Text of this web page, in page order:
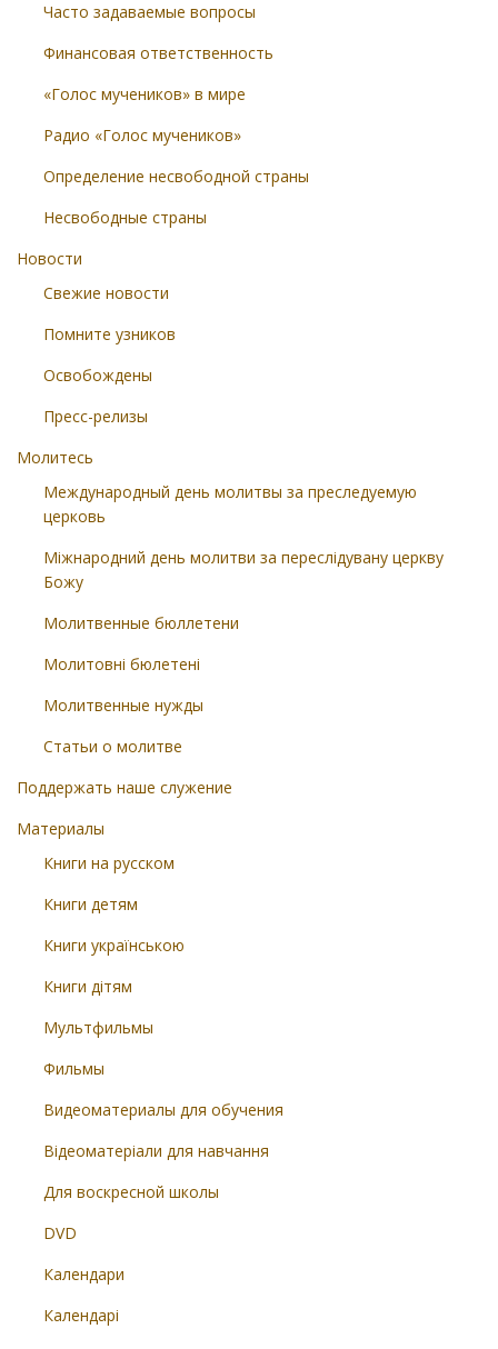
Часто задаваемые вопросы
Финансовая ответственность
«Голос мучеников» в мире
Радио «Голос мучеников»
Определение несвободной страны
Несвободные страны
Новости
Свежие новости
Помните узников
Освобождены
Пресс-релизы
Молитесь
Международный день молитвы за преследуемую
церковь
Міжнародний день молитви за переслідувану церкву
Божу
Молитвенные бюллетени
Молитовні бюлетені
Молитвенные нужды
Статьи о молитве
Поддержать наше служение
Материалы
Книги на русском
Книги детям
Книги українською
Книги дітям
Мультфильмы
Фильмы
Видеоматериалы для обучения
Відеоматеріали для навчання
Для воскресной школы
DVD
Календари
Календарі